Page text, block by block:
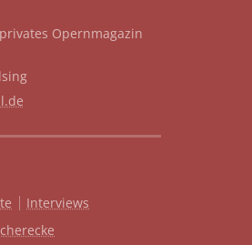
Opernmagazin
Interviews